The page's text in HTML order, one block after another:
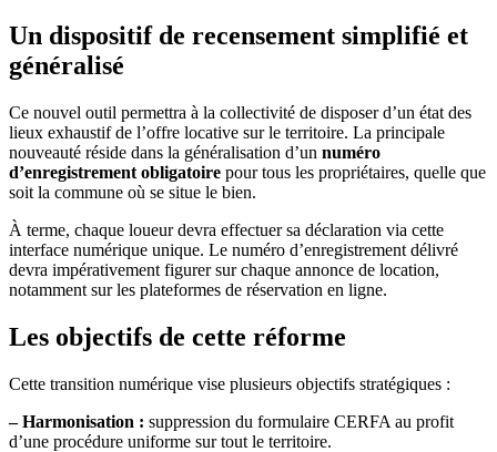
Un dispositif de recensement simplifié et
généralisé
Ce nouvel outil permettra à la collectivité de disposer d’un état des
lieux exhaustif de l’offre locative sur le territoire. La principale
nouveauté réside dans la généralisation d’un numéro
d’enregistrement obligatoire pour tous les propriétaires, quelle que
soit la commune où se situe le bien.
À terme, chaque loueur devra effectuer sa déclaration via cette
interface numérique unique. Le numéro d’enregistrement délivré
devra impérativement figurer sur chaque annonce de location,
notamment sur les plateformes de réservation en ligne.
Les objectifs de cette réforme
Cette transition numérique vise plusieurs objectifs stratégiques :
– Harmonisation : suppression du formulaire CERFA au profit
d’une procédure uniforme sur tout le territoire.